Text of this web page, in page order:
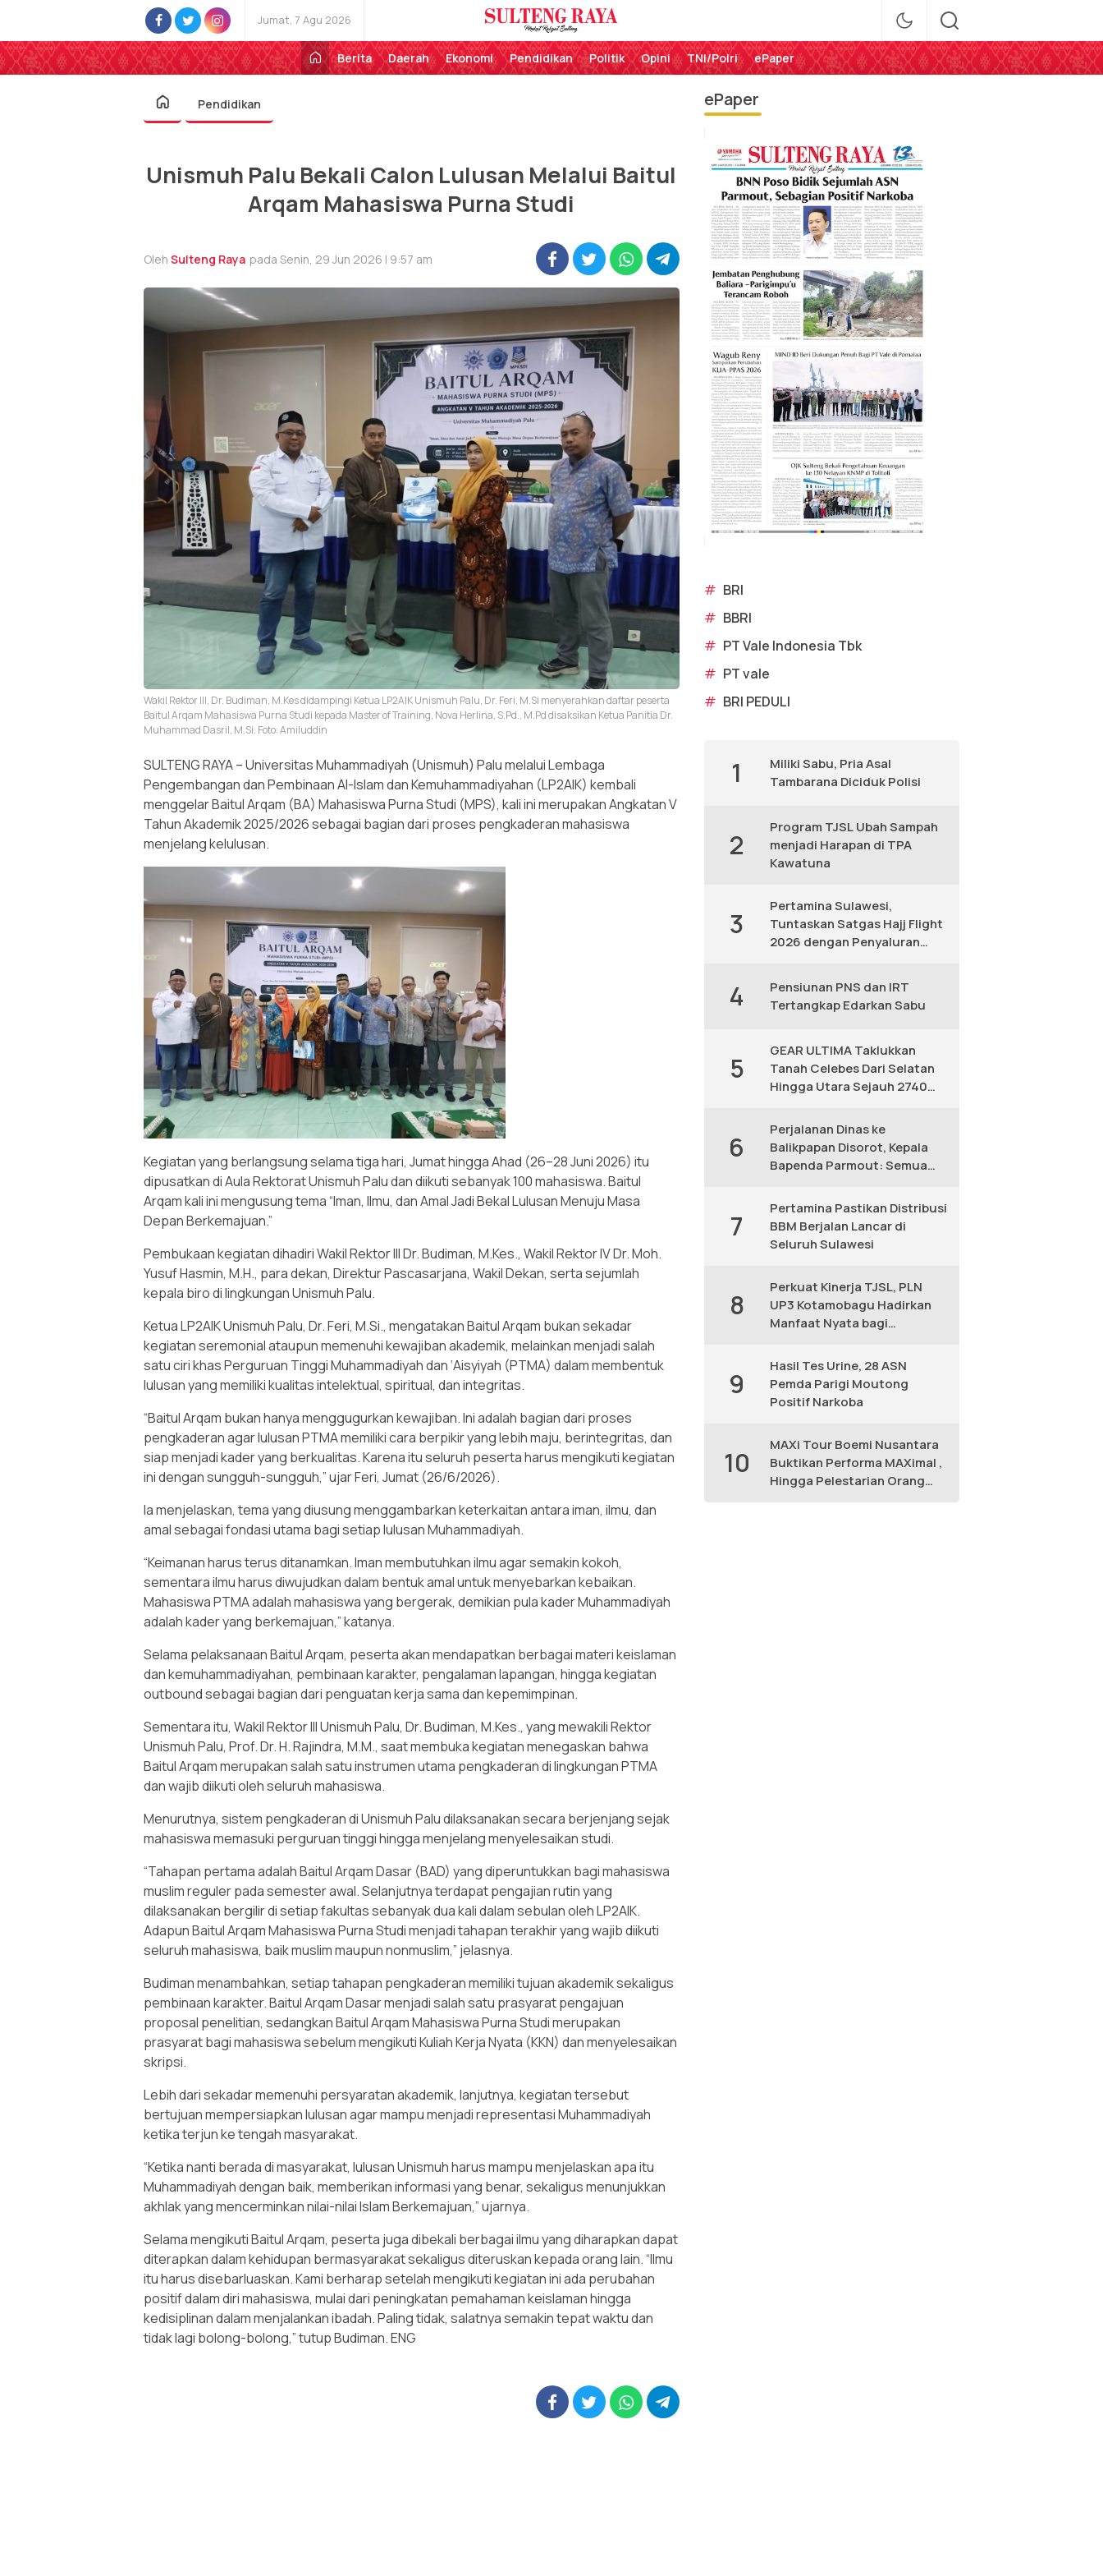
Jumat, 7 Agu 2026
Sulteng Raya
Perekat Rakyat Sulteng
Berita
Daerah Ekonomi Pendidikan Politik Opini TNI/Polri ePaper
Pendidikan
Unismuh Palu Bekali Calon Lulusan Melalui Baitul
Arqam Mahasiswa Purna Studi
Oleh Sulteng Raya pada Senin, 29 Jun 2026 | 9:57 am
Wakil Rektor III, Dr. Budiman, M.Kes didampingi Ketua LP2AIK Unismuh Palu, Dr. Feri, M.Si menyerahkan daftar peserta
Baitul Arqam Mahasiswa Purna Studi kepada Master of Training, Nova Herlina, S.Pd., M.Pd disaksikan Ketua Panitia Dr.
Muhammad Dasril, M.Si. Foto: Amiluddin
SULTENG RAYA – Universitas Muhammadiyah (Unismuh) Palu melalui Lembaga
Pengembangan dan Pembinaan Al-Islam dan Kemuhammadiyahan (LP2AIK) kembali
menggelar Baitul Arqam (BA) Mahasiswa Purna Studi (MPS), kali ini merupakan Angkatan V
Tahun Akademik 2025/2026 sebagai bagian dari proses pengkaderan mahasiswa
menjelang kelulusan.
Kegiatan yang berlangsung selama tiga hari, Jumat hingga Ahad (26–28 Juni 2026) itu
dipusatkan di Aula Rektorat Unismuh Palu dan diikuti sebanyak 100 mahasiswa. Baitul
Arqam kali ini mengusung tema “Iman, Ilmu, dan Amal Jadi Bekal Lulusan Menuju Masa
Depan Berkemajuan.”
Pembukaan kegiatan dihadiri Wakil Rektor III Dr. Budiman, M.Kes., Wakil Rektor IV Dr. Moh.
Yusuf Hasmin, M.H., para dekan, Direktur Pascasarjana, Wakil Dekan, serta sejumlah
kepala biro di lingkungan Unismuh Palu.
Ketua LP2AIK Unismuh Palu, Dr. Feri, M.Si., mengatakan Baitul Arqam bukan sekadar
kegiatan seremonial ataupun memenuhi kewajiban akademik, melainkan menjadi salah
satu ciri khas Perguruan Tinggi Muhammadiyah dan ‘Aisyiyah (PTMA) dalam membentuk
lulusan yang memiliki kualitas intelektual, spiritual, dan integritas.
“Baitul Arqam bukan hanya menggugurkan kewajiban. Ini adalah bagian dari proses
pengkaderan agar lulusan PTMA memiliki cara berpikir yang lebih maju, berintegritas, dan
siap menjadi kader yang berkualitas. Karena itu seluruh peserta harus mengikuti kegiatan
ini dengan sungguh-sungguh,” ujar Feri, Jumat (26/6/2026).
Ia menjelaskan, tema yang diusung menggambarkan keterkaitan antara iman, ilmu, dan
amal sebagai fondasi utama bagi setiap lulusan Muhammadiyah.
“Keimanan harus terus ditanamkan. Iman membutuhkan ilmu agar semakin kokoh,
sementara ilmu harus diwujudkan dalam bentuk amal untuk menyebarkan kebaikan.
Mahasiswa PTMA adalah mahasiswa yang bergerak, demikian pula kader Muhammadiyah
adalah kader yang berkemajuan,” katanya.
Selama pelaksanaan Baitul Arqam, peserta akan mendapatkan berbagai materi keislaman
dan kemuhammadiyahan, pembinaan karakter, pengalaman lapangan, hingga kegiatan
outbound sebagai bagian dari penguatan kerja sama dan kepemimpinan.
Sementara itu, Wakil Rektor III Unismuh Palu, Dr. Budiman, M.Kes., yang mewakili Rektor
Unismuh Palu, Prof. Dr. H. Rajindra, M.M., saat membuka kegiatan menegaskan bahwa
Baitul Arqam merupakan salah satu instrumen utama pengkaderan di lingkungan PTMA
dan wajib diikuti oleh seluruh mahasiswa.
Menurutnya, sistem pengkaderan di Unismuh Palu dilaksanakan secara berjenjang sejak
mahasiswa memasuki perguruan tinggi hingga menjelang menyelesaikan studi.
“Tahapan pertama adalah Baitul Arqam Dasar (BAD) yang diperuntukkan bagi mahasiswa
muslim reguler pada semester awal. Selanjutnya terdapat pengajian rutin yang
dilaksanakan bergilir di setiap fakultas sebanyak dua kali dalam sebulan oleh LP2AIK.
Adapun Baitul Arqam Mahasiswa Purna Studi menjadi tahapan terakhir yang wajib diikuti
seluruh mahasiswa, baik muslim maupun nonmuslim,” jelasnya.
Budiman menambahkan, setiap tahapan pengkaderan memiliki tujuan akademik sekaligus
pembinaan karakter. Baitul Arqam Dasar menjadi salah satu prasyarat pengajuan
proposal penelitian, sedangkan Baitul Arqam Mahasiswa Purna Studi merupakan
prasyarat bagi mahasiswa sebelum mengikuti Kuliah Kerja Nyata (KKN) dan menyelesaikan
skripsi.
Lebih dari sekadar memenuhi persyaratan akademik, lanjutnya, kegiatan tersebut
bertujuan mempersiapkan lulusan agar mampu menjadi representasi Muhammadiyah
ketika terjun ke tengah masyarakat.
“Ketika nanti berada di masyarakat, lulusan Unismuh harus mampu menjelaskan apa itu
Muhammadiyah dengan baik, memberikan informasi yang benar, sekaligus menunjukkan
akhlak yang mencerminkan nilai-nilai Islam Berkemajuan,” ujarnya.
Selama mengikuti Baitul Arqam, peserta juga dibekali berbagai ilmu yang diharapkan dapat
diterapkan dalam kehidupan bermasyarakat sekaligus diteruskan kepada orang lain. “Ilmu
itu harus disebarluaskan. Kami berharap setelah mengikuti kegiatan ini ada perubahan
positif dalam diri mahasiswa, mulai dari peningkatan pemahaman keislaman hingga
kedisiplinan dalam menjalankan ibadah. Paling tidak, salatnya semakin tepat waktu dan
tidak lagi bolong-bolong,” tutup Budiman. ENG
ePaper
# BRI
# BBRI
# PT Vale Indonesia Tbk
# PT vale
# BRI PEDULI
1
Miliki Sabu, Pria Asal
Tambarana Diciduk Polisi
2
Program TJSL Ubah Sampah
menjadi Harapan di TPA
Kawatuna
3
Pertamina Sulawesi,
Tuntaskan Satgas Hajj Flight
2026 dengan Penyaluran
4
Pensiunan PNS dan IRT
Tertangkap Edarkan Sabu
5
GEAR ULTIMA Taklukkan
Tanah Celebes Dari Selatan
Hingga Utara Sejauh 2740
6
Perjalanan Dinas ke
Balikpapan Disorot, Kepala
Bapenda Parmout: Semua
7
Pertamina Pastikan Distribusi
BBM Berjalan Lancar di
Seluruh Sulawesi
8
Perkuat Kinerja TJSL, PLN
UP3 Kotamobagu Hadirkan
Manfaat Nyata bagi
9
Hasil Tes Urine, 28 ASN
Pemda Parigi Moutong
Positif Narkoba
10
MAXi Tour Boemi Nusantara
Buktikan Performa MAXimal ,
Hingga Pelestarian Orang